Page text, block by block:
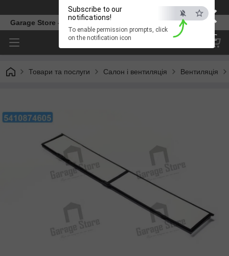
×
ESC
Subscribe to our
notifications!
To enable permission prompts, click
on the notification icon
Телефон
Garage Store – інтернет магазин автозапчастин.
Товари та послуги Салон і вентиляція Вентиляція